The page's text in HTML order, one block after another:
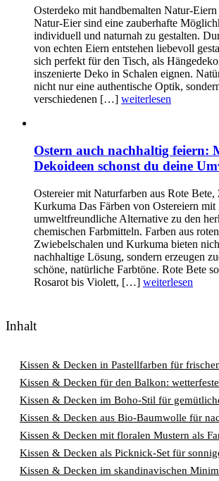
Osterdeko mit handbemalten Natur-
Natur-Eier sind eine zauberhafte
individuell und naturnah zu gestalten.
von echten Eiern entstehen liebevoll
sich perfekt für den Tisch, als
inszenierte Deko in Schalen eignen.
nicht nur eine authentische Optik,
verschiedenen […] weiterlesen
Ostern auch nachhaltig feiern:
Dekoideen schonst du deine
Ostereier mit Naturfarben aus Rote
Kurkuma Das Färben von Ostereiern mit
umweltfreundliche Alternative zu den
chemischen Farbmitteln. Farben aus
Zwiebelschalen und Kurkuma bieten
nachhaltige Lösung, sondern erzeugen
schöne, natürliche Farbtöne. Rote Bete
Rosarot bis Violett, […] weiterlesen
Inhalt
Kissen & Decken in Pastellfarben für
Kissen & Decken für den Balkon:
Kissen & Decken im Boho-Stil für
Kissen & Decken aus Bio-Baumwolle für
Kissen & Decken mit floralen Mustern als
Kissen & Decken als Picknick-Set für
Kissen & Decken im skandinavischen